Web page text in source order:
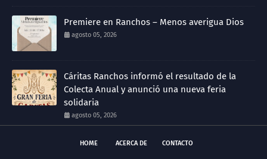
Premiere en Ranchos – Menos averigua Dios
agosto 05, 2026
Cáritas Ranchos informó el resultado de la
Colecta Anual y anunció una nueva feria
solidaria
agosto 05, 2026
HOME ACERCA DE CONTACTO